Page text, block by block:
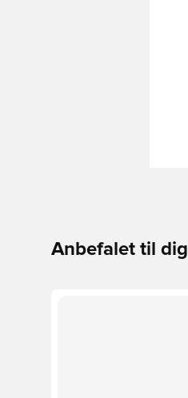
Anbefalet til dig